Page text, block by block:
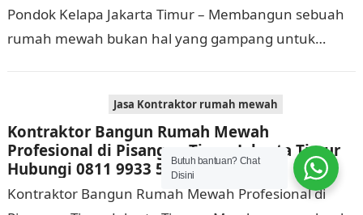
Pondok Kelapa Jakarta Timur – Membangun sebuah
rumah mewah bukan hal yang gampang untuk
Jasa Kontraktor rumah mewah
Kontraktor Bangun Rumah Mewah
Profesional di Pisangan Timur Jakarta Timur
Hubungi 0811 9933 588
Kontraktor Bangun Rumah Mewah Profesional di
Butuh bantuan? Chat
Disini